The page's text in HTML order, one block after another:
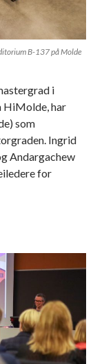
B-137 på Molde
i
HiMolde, har
som
Ingrid
Andargachew
for